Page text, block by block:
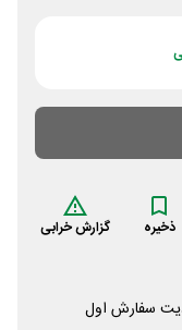
ذخیره گزارش خرابی
سفارش اول